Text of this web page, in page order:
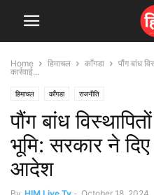
Home हिमाचल काँगडा
पौंग बांध
कार्रवाई...
हिमाचल काँगडा राजनीति
पौंग बांध
भूमि: सरकार ने दिए
आदेश